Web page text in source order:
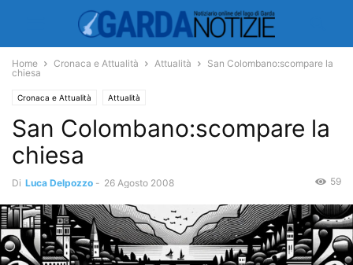
Home Cronaca e Attualità Attualità
San Colombano:scompare la
chiesa
Cronaca e Attualità Attualità
San Colombano:scompare la
chiesa
Di Luca Delpozzo - 26 Agosto 2008 59